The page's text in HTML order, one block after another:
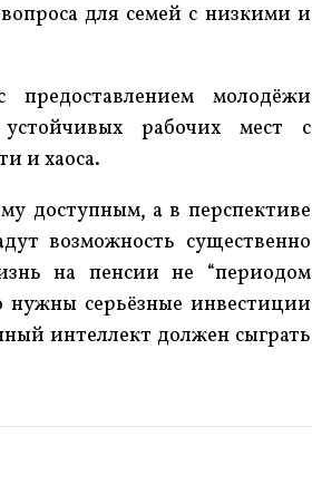
для семей с низкими и
предоставлением молодёжи
рабочих мест с
и хаоса.
доступным, а в перспективе
возможность существенно
на пенсии не “периодом
серьёзные инвестиции
интеллект должен сыграть